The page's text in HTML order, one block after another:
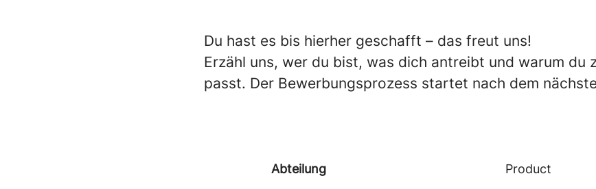
Du hast es bis hierher geschafft – das freut uns!
Erzähl uns, wer du bist, was dich antreibt und warum du
passt. Der Bewerbungsprozess startet nach dem
Abteilung Product